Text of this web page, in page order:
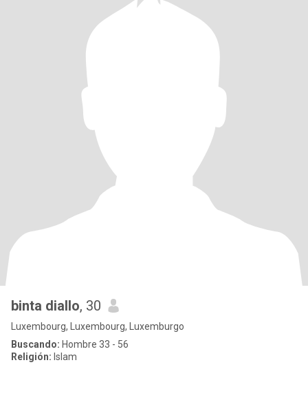
binta diallo, 30
Luxembourg, Luxembourg, Luxemburgo
Buscando: Hombre 33 - 56
Religión: Islam